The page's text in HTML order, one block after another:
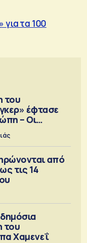
τα 100
του
έφτασε
– Οι
από
τις 14
του
Χαμενεΐ